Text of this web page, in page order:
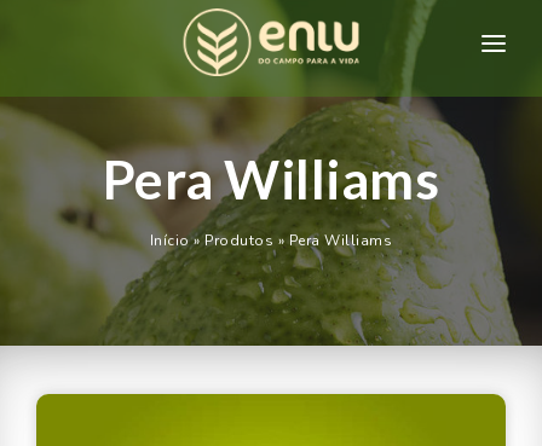
HOME
QUEM SOMOS
PRODUTOS
CONTATO
Pera Williams
Início»Produtos »Pera Williams